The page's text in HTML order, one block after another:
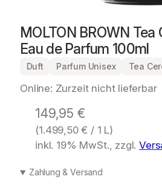
MOLTON BROWN Tea
Eau de Parfum 100ml
Duft Parfum Unisex Tea
Online: Zurzeit nicht lieferbar
149,95 €
(1.499,50€ / 1 L)
inkl. 19% MwSt., zzgl.
Zahlung & Versand